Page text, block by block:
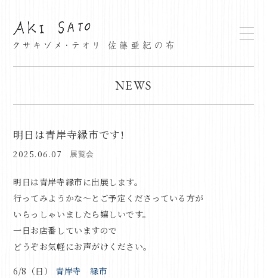
NEWS
明日は青岸寺縁市です!
2025.06.07 展覧会
明日は青岸寺縁市に出展します。
行ってみようかな～とご予定くださっている方が
いらっしゃいましたら嬉しいです。
一日お店番していますので
どうぞお気軽にお声がけください。
6/8（日） 青岸寺 縁市